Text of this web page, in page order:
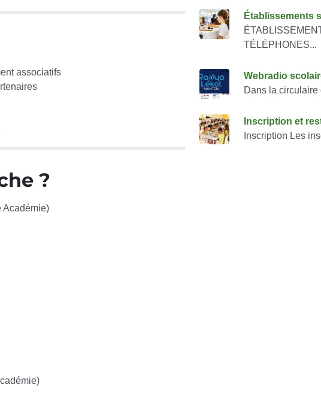
associatifs
?
Académie)
Consulter
Établissements
TÉLÉPHONES...
Webradio
Dans la circulaire
Inscription et
Inscription Les